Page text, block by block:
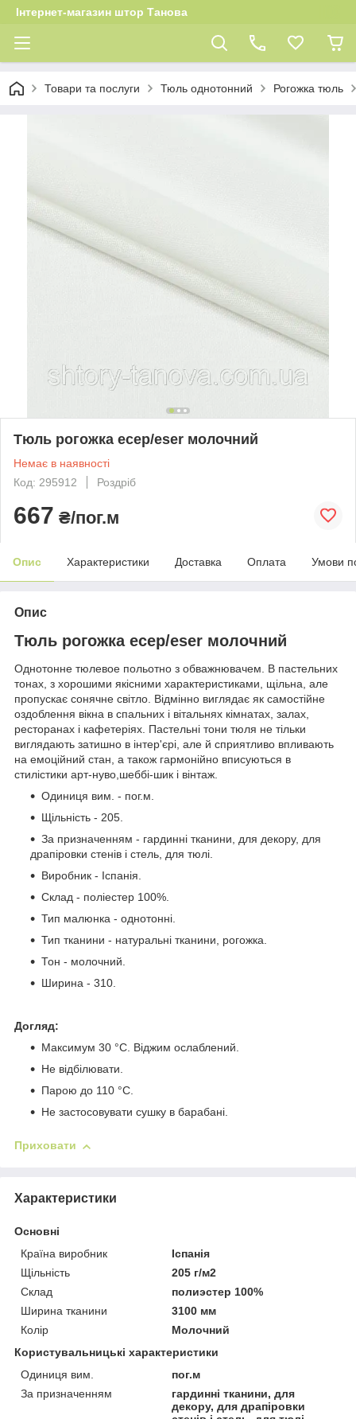
Інтернет-магазин штор Танова
Товари та послуги Тюль однотонний Рогожка тюль
Тюль рогожка есер/eser молочний
Немає в наявності
Код: 295912
Роздріб
667 ₴/пог.м
Опис Характеристики Доставка Оплата Умови
Опис
Тюль рогожка есер/eser молочний
Однотонне тюлевое польотно з обважнювачем. В пастельних
тонах, з хорошими якісними характеристиками, щільна, але
пропускає сонячне світло. Відмінно виглядає як самостійне
оздоблення вікна в спальних і вітальнях кімнатах, залах,
ресторанах і кафетеріях. Пастельні тони тюля не тільки
виглядають затишно в інтер'єрі, але й сприятливо впливають
на емоційний стан, а також гармонійно вписуються в
стилістики арт-нуво,шеббі-шик і вінтаж.
Одиниця вим. - пог.м.
Щільність - 205.
За призначенням - гардинні тканини, для декору, для
драпіровки стенів і стель, для тюлі.
Виробник - Іспанія.
Склад - поліестер 100%.
Тип малюнка - однотонні.
Тип тканини - натуральні тканини, рогожка.
Тон - молочний.
Ширина - 310.
Догляд:
Максимум 30 °C. Віджим ослаблений.
Не відбілювати.
Парою до 110 °C.
Не застосовувати сушку в барабані.
Приховати
Характеристики
Основні
Країна виробник
Іспанія
Щільність
205 г/м2
Склад
полиэстер 100%
Ширина тканини
3100 мм
Колір
Молочний
Користувальницькі характеристики
Одиниця вим.
пог.м
За призначенням
гардинні тканини, для
декору, для драпіровки